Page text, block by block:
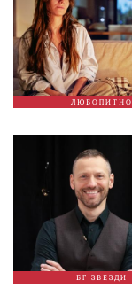
ЛЮБОПИТНО
БГ ЗВЕЗДИ